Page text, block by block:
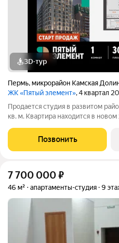
3D-тур
Пермь, микрорайон Камская
ЖК «Пятый элемент», 4 квартал
Продается студия в развитом
кв. м. Квартира находится в
«Пятый Элемент» это полноценный город в городе, где в
пределах 15 минут есть всё
Позвонить
7 700 000 ₽
46 м² апартаменты-студия 9